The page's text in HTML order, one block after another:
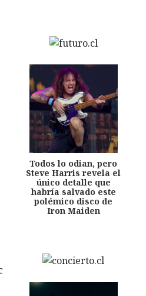
Todos lo odian, pero
Steve Harris revela el
único detalle que
habría salvado este
polémico disco de
Iron Maiden